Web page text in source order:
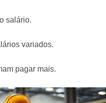
salário.
variados.
pagar mais.